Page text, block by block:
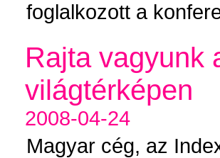
foglalkozott a
Rajta vagyunk
világtérképen
2008-04-24
Magyar cég, az